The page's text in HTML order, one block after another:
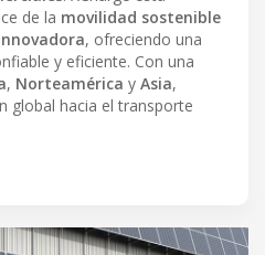
de la movilidad sostenible
, ofreciendo una
y eficiente. Con una
, Norteamérica y Asia,
global hacia el transporte